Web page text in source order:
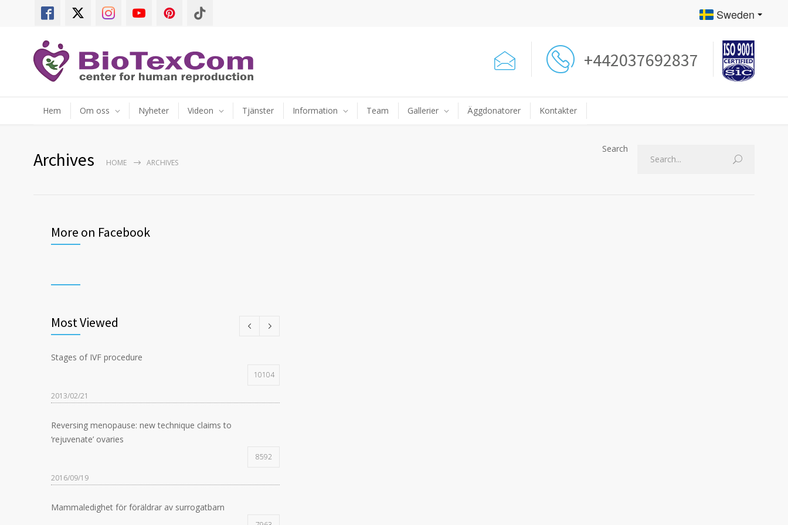
Sweden
+442037692837
Hem Om oss Nyheter Videon Tjänster Information Team Gallerier Äggdonatorer Kontakter
Archives HOME ARCHIVES
Search
More on Facebook
Most Viewed
Stages of IVF procedure
10104
2013/02/21
Reversing menopause: new technique claims to
‘rejuvenate’ ovaries
8592
2016/09/19
Mammaledighet för föräldrar av surrogatbarn